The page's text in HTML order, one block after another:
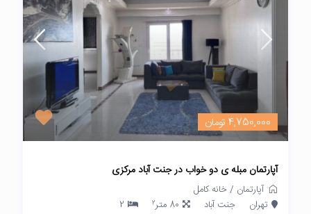
4,750,000 تومان
آپارتمان مبله ی دو خواب در جنت آباد مرکزی
آپارتمان /خانه کامل
تهران
جنت آباد 80 متر 2
2